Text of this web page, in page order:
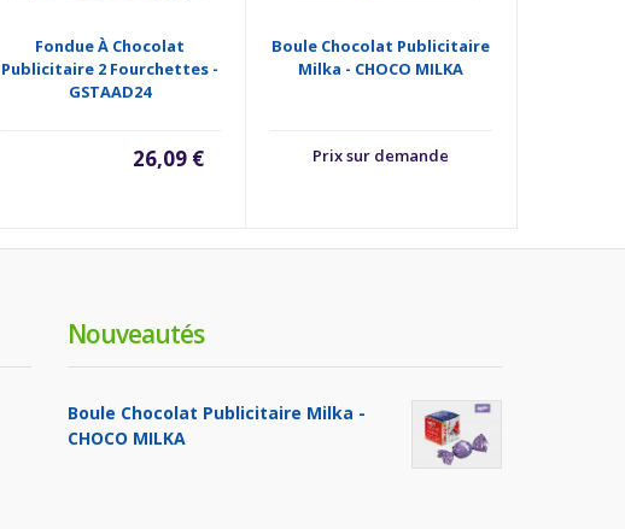
Fondue À Chocolat
Publicitaire 2 Fourchettes -
GSTAAD24
26,09 €
Boule Chocolat Publicitaire
Milka - CHOCO MILKA
Prix sur demande
Nouveautés
Boule Chocolat Publicitaire Milka -
CHOCO MILKA